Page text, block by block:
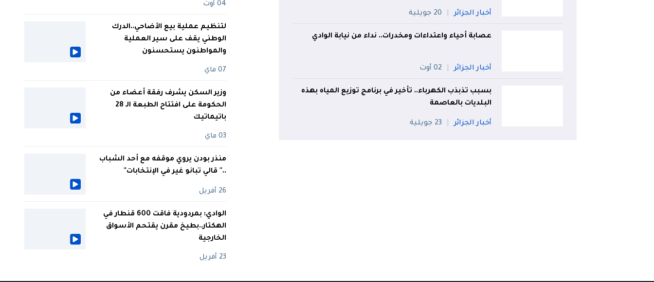
أخبار الجزائر 20 جويلية
عصابة أحياء واعتداءات ومخدرات.. نداء من نيابة الوادي
أخبار الجزائر 02 أوت
بسبب تذبذب الكهرباء.. تأخير في برنامج توزيع المياه بهذه
البلديات بالعاصمة
أخبار الجزائر 23 جويلية
04 أوت
لتنظيم عملية بيع الأضاحي..الدرك
الوطني يقف على سير العملية
والمواطنون يستحسنون
07 ماي
وزير السكن يشرف رفقة أعضاء من
الحكومة على افتتاح الطبعة الـ 28
باتيماتيك
03 ماي
منذر بودن يروي موقفه مع أحد الشباب
.." قالي تبانو غير في الإنتخابات"
26 أفريل
الوادي: بمردودية فاقت 600 قنطار في
الهكتار..بطيخ مقرن يقتحم الأسواق
الخارجية
23 أفريل